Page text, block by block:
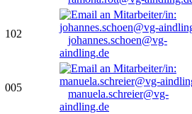
102
johannes.schoen@vg-
aindling.de
005
manuela.schreier@vg-
aindling.de